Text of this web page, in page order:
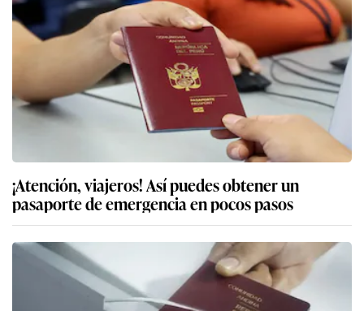
¡Atención, viajeros! Así puedes obtener un
pasaporte de emergencia en pocos pasos